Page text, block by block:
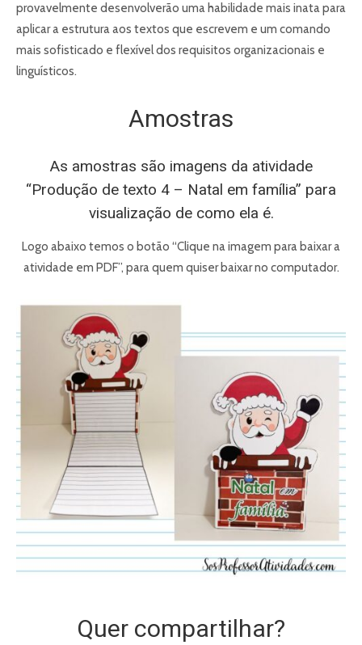
provavelmente desenvolverão uma habilidade mais inata para
aplicar a estrutura aos textos que escrevem e um comando
mais sofisticado e flexível dos requisitos organizacionais e
linguísticos.
Amostras
As amostras são imagens da atividade
“Produção de texto 4 – Natal em família” para
visualização de como ela é.
Logo abaixo temos o botão “Clique na imagem para baixar a
atividade em PDF”, para quem quiser baixar no computador.
Quer compartilhar?